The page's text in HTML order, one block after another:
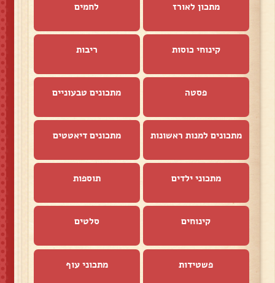
מתכון לאורז לחמים
קינוחי כוסות ריבות
פסטה מתכונים טבעוניים
מתכונים למנות ראשונות מתכונים דיאטטים
מתכוני ילדים תוספות
קינוחים סלטים
פשטידות מתכוני עוף